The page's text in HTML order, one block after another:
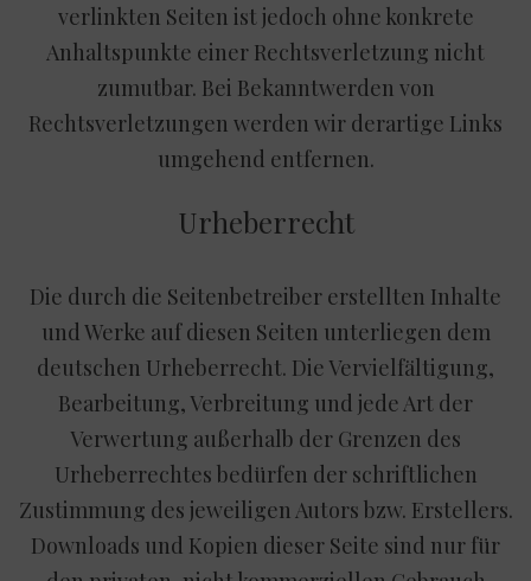
verlinkten Seiten ist jedoch ohne konkrete
Anhaltspunkte einer Rechtsverletzung nicht
zumutbar. Bei Bekanntwerden von
Rechtsverletzungen werden wir derartige Links
umgehend entfernen.
Urheberrecht
Die durch die Seitenbetreiber erstellten Inhalte
und Werke auf diesen Seiten unterliegen dem
deutschen Urheberrecht. Die Vervielfältigung,
Bearbeitung, Verbreitung und jede Art der
Verwertung außerhalb der Grenzen des
Urheberrechtes bedürfen der schriftlichen
Zustimmung des jeweiligen Autors bzw. Erstellers.
Downloads und Kopien dieser Seite sind nur für